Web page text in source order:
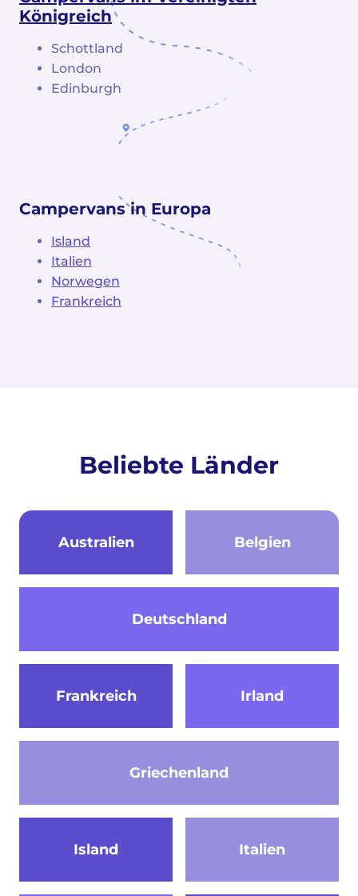
Königreich
Schottland
London
Edinburgh
Campervans in Europa
Island
Italien
Norwegen
Frankreich
Beliebte Länder
Australien Belgien
Deutschland
Frankreich
Griechenland
Irland
Island Italien